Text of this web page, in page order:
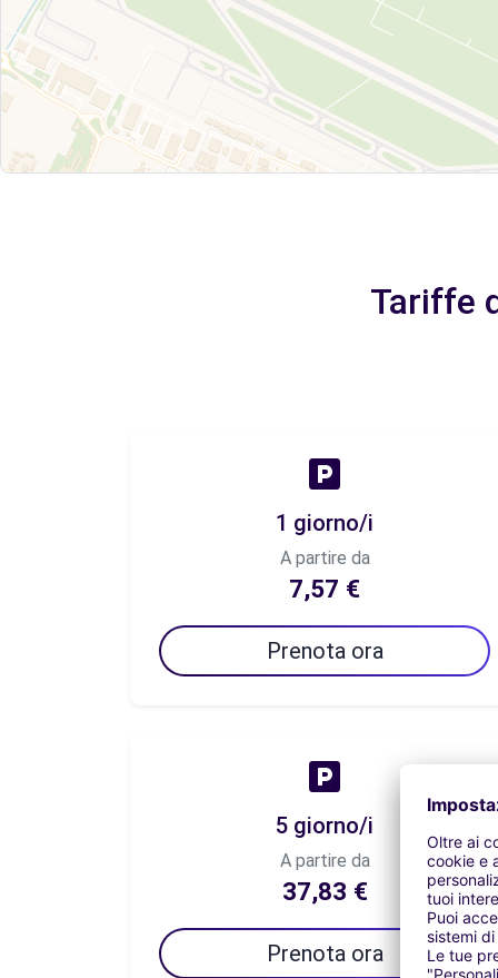
Tariffe
1 giorno/i
A partire da
7,57 €
Prenota ora
5 giorno/i
A partire da
37,83 €
Prenota ora